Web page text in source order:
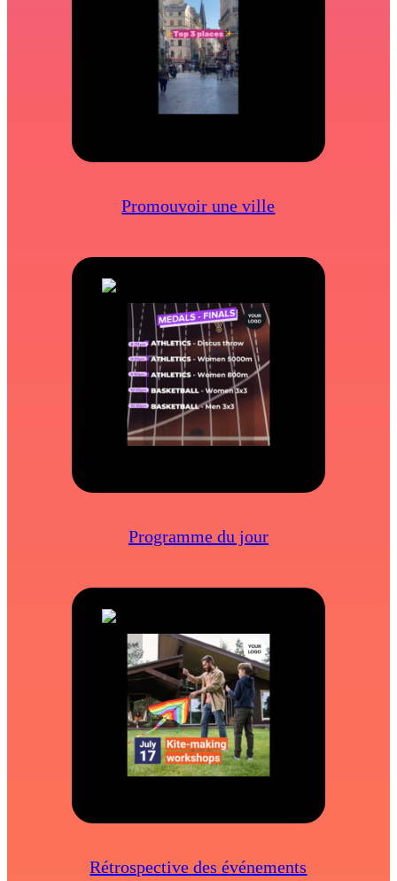
Promouvoir une ville
Programme du jour
Rétrospective des événements